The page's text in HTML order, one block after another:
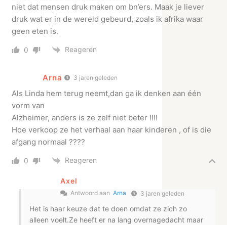
niet dat mensen druk maken om bn’ers. Maak je liever
druk wat er in de wereld gebeurd, zoals ik afrika waar
geen eten is.
0 Reageren
Arna 3 jaren geleden
Als Linda hem terug neemt,dan ga ik denken aan één
vorm van
Alzheimer, anders is ze zelf niet beter !!!!
Hoe verkoop ze het verhaal aan haar kinderen , of is die
afgang normaal ????
0 Reageren
Axel
Antwoord aanArna 3 jaren geleden
Het is haar keuze dat te doen omdat ze zich zo
alleen voelt.Ze heeft er na lang overnagedacht maar